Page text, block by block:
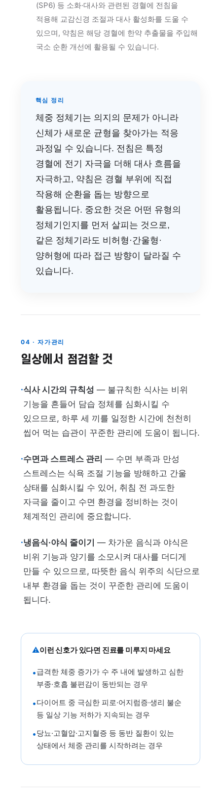
(SP6) 등 소화·대사와 관련된 경혈에 전침을
적용해 교감신경 조절과 대사 활성화를 도울 수
있으며, 약침은 해당 경혈에 한약 추출물을 주입해
국소 순환 개선에 활용될 수 있습니다.
핵심 정리
체중 정체기는 의지의 문제가 아니라
신체가 새로운 균형을 찾아가는 적응
과정일 수 있습니다. 전침은 특정
경혈에 전기 자극을 더해 대사 흐름을
자극하고, 약침은 경혈 부위에 직접
작용해 순환을 돕는 방향으로
활용됩니다. 중요한 것은 어떤 유형의
정체기인지를 먼저 살피는 것으로,
같은 정체기라도 비허형·간울형·
양허형에 따라 접근 방향이 달라질 수
있습니다.
04 · 자가관리
일상에서 점검할 것
·식사 시간의 규칙성 — 불규칙한 식사는 비위
기능을 흔들어 담습 정체를 심화시킬 수
있으므로, 하루 세 끼를 일정한 시간에 천천히
씹어 먹는 습관이 꾸준한 관리에 도움이 됩니다.
·수면과 스트레스 관리 — 수면 부족과 만성
스트레스는 식욕 조절 기능을 방해하고 간울
상태를 심화시킬 수 있어, 취침 전 과도한
자극을 줄이고 수면 환경을 정비하는 것이
체계적인 관리에 중요합니다.
·냉음식·야식 줄이기 — 차가운 음식과 야식은
비위 기능과 양기를 소모시켜 대사를 더디게
만들 수 있으므로, 따뜻한 음식 위주의 식단으로
내부 환경을 돕는 것이 꾸준한 관리에 도움이
됩니다.
⚠이런 신호가 있다면 진료를 미루지 마세요
•급격한 체중 증가가 수 주 내에 발생하고 심한
부종·호흡 불편감이 동반되는 경우
•다이어트 중 극심한 피로·어지럼증·생리 불순
등 일상 기능 저하가 지속되는 경우
•당뇨·고혈압·고지혈증 등 동반 질환이 있는
상태에서 체중 관리를 시작하려는 경우